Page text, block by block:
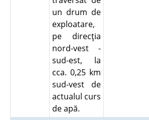
un drum de
exploatare,
pe direcţia
nord-vest -
sud-est, la
cca. 0,25 km
sud-vest de
actualul curs
de apă.